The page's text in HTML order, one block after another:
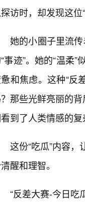
访时，却发现这位
她的小圈子里流
事迹”。她的“温柔
和焦虑。这种“反
那些光鲜亮丽的
到了人类情感的
这份“吃瓜”内容
醒和理智。
“反差大赛-今日吃